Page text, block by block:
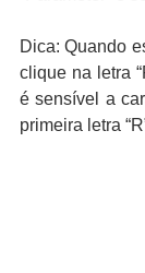
Dica: Quando
clique na letra
é sensível a
primeira letra